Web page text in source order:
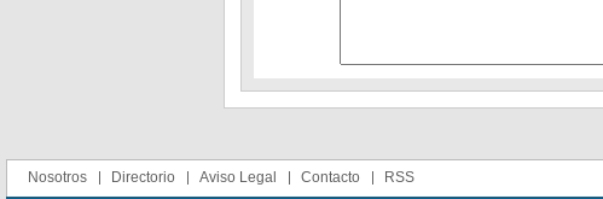
Nosotros Directorio Aviso Legal Contacto RSS